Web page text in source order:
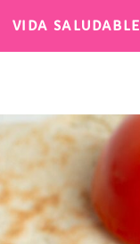
VIDA SALUDABLE